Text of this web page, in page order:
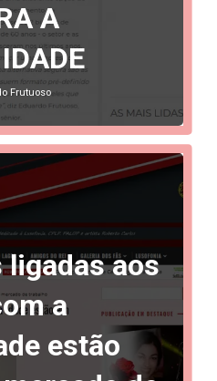
A
Frutuoso
aos
a
estão